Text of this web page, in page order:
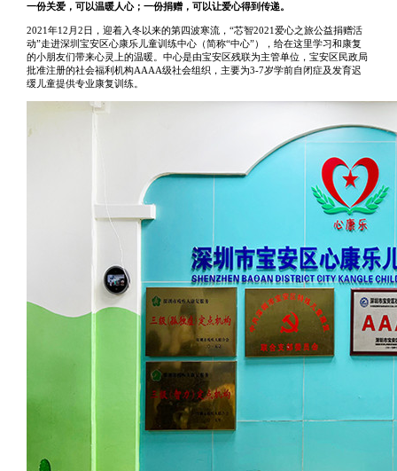
一份关爱，可以温暖人心；一份捐赠，可以让爱心得到传递。
2021年12月2日，迎着入冬以来的第四波寒流，“芯智2021爱心之旅公益捐赠活
动”走进深圳宝安区心康乐儿童训练中心（简称“中心”），给在这里学习和康复
的小朋友们带来心灵上的温暖。中心是由宝安区残联为主管单位，宝安区民政局
批准注册的社会福利机构AAAA级社会组织，主要为3-7岁学前自闭症及发育迟
缓儿童提供专业康复训练。